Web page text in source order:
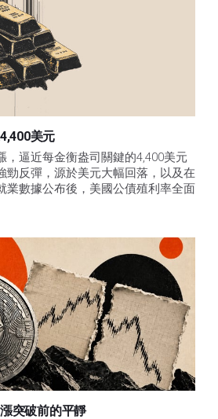
美元
，逼近每金衡盎司關鍵的4,400美元
勁反彈，源於美元大幅回落，以及在
業數據公布後，美國公債殖利率全面
突破前的平靜